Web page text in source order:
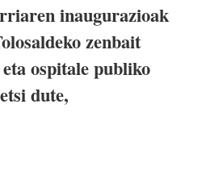
inaugurazioak
zenbait
ospitale publiko
dute,